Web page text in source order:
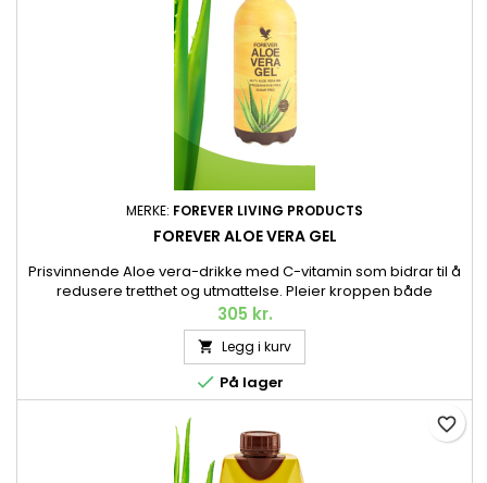
MERKE: FOREVER LIVING PRODUCTS
FOREVER ALOE VERA GEL
Prisvinnende Aloe vera-drikke med C-vitamin som bidrar til å
redusere tretthet og utmattelse. Pleier kroppen både
innvendig og utvendig. Vår naturlige Aloe vera-juice, kalt
gelé, er laget av den fineste innergelen fra håndhøstet Aloe
vera av høyeste kvalitet, høstet når planten er perfekt moden.
Nå med tilsatt C-vitamin og enda bedre smak – i
miljøvennlig...
305 kr.
 Legg i kurv
 På lager
favorite_border